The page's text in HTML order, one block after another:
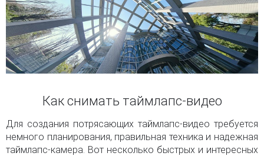
Как снимать таймлапс-видео
Для создания потрясающих таймлапс-видео требуется
немного планирования, правильная техника и надежная
таймлапс-камера. Вот несколько быстрых и интересных